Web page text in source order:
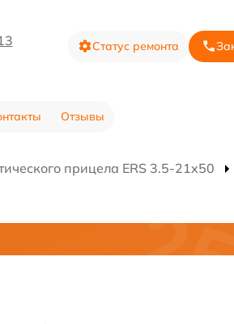
Статус ремонта
Отзывы
прицела ERS 3.5-21x50